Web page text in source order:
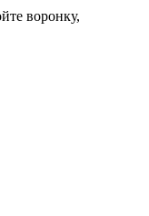
воронку,